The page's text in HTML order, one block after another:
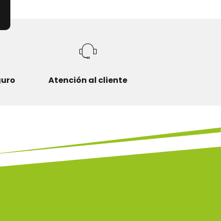
Atención al cliente